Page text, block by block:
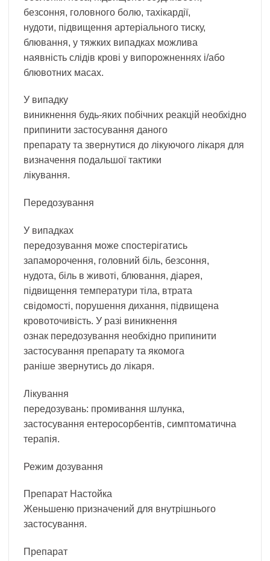
безсоння, головного болю, тахікардії,
нудоти, підвищення артеріального тиску,
блювання, у тяжких випадках можлива
наявність слідів крові у випорожненнях і/або
блювотних масах.
У випадку
виникнення будь-яких побічних реакцій необхідно
припинити застосування даного
препарату та звернутися до лікуючого лікаря для
визначення подальшої тактики
лікування.
Передозування
У випадках
передозування може спостерігатись
запаморочення, головний біль, безсоння,
нудота, біль в животі, блювання, діарея,
підвищення температури тіла, втрата
свідомості, порушення дихання, підвищена
кровоточивість. У разі виникнення
ознак передозування необхідно припинити
застосування препарату та якомога
раніше звернутись до лікаря.
Лікування
передозувань: промивання шлунка,
застосування ентеросорбентів, симптоматична
терапія.
Режим дозування
Препарат Настойка
Женьшеню призначений для внутрішнього
застосування.
Препарат